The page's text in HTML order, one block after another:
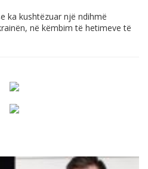
ka kushtëzuar një ndihmë
në këmbim të hetimeve të